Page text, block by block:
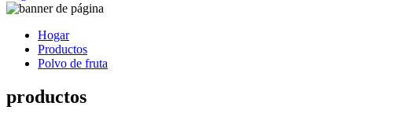
Hogar
Productos
Polvo de fruta
productos